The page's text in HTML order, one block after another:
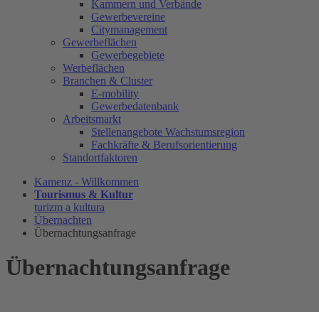
Kammern und Verbände
Gewerbevereine
Citymanagement
Gewerbeflächen
Gewerbegebiete
Werbeflächen
Branchen & Cluster
E-mobility
Gewerbedatenbank
Arbeitsmarkt
Stellenangebote Wachstumsregion
Fachkräfte & Berufsorientierung
Standortfaktoren
Kamenz - Willkommen
Tourismus & Kultur
turizm a kultura
Übernachten
Übernachtungsanfrage
Übernachtungsanfrage